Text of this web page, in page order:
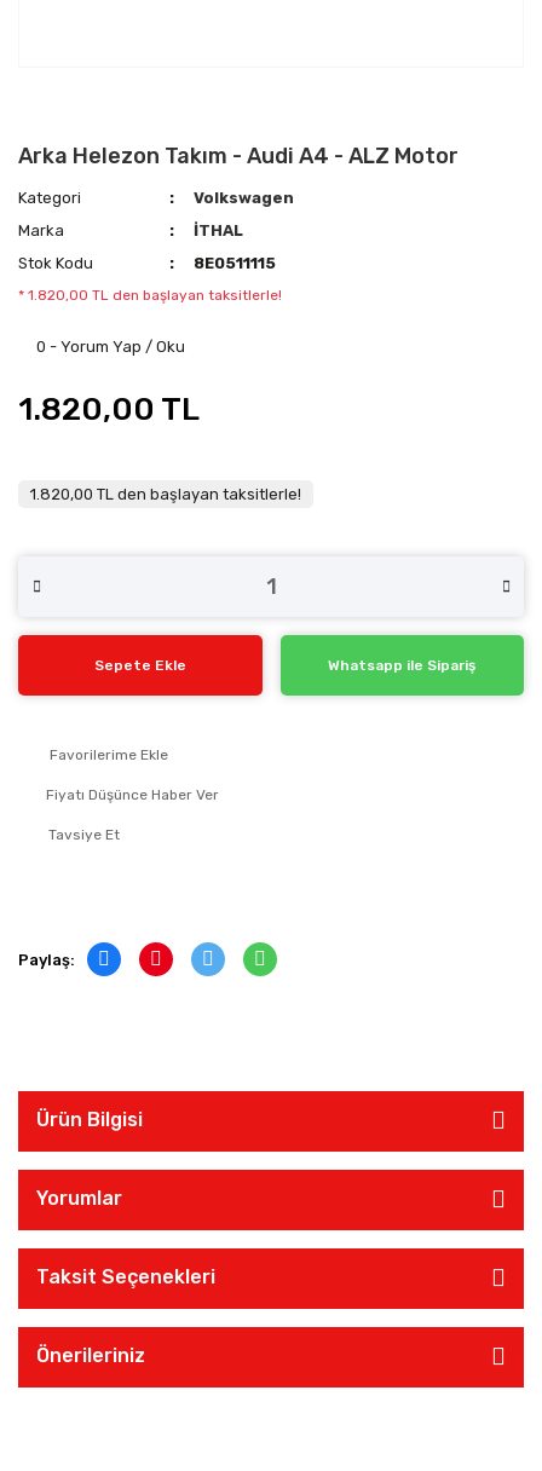
Arka Helezon Takım - Audi A4 - ALZ Motor
Kategori
Volkswagen
Marka
İTHAL
Stok Kodu
8E0511115
* 1.820,00 TL den başlayan taksitlerle!
0 - Yorum Yap / Oku
1.820,00 TL
1.820,00 TL den başlayan taksitlerle!
Sepete Ekle Whatsapp ile Sipariş
Fiyatı Düşünce Haber Ver
Tavsiye Et
Paylaş:
Ürün Bilgisi
Yorumlar
Taksit Seçenekleri
Önerileriniz